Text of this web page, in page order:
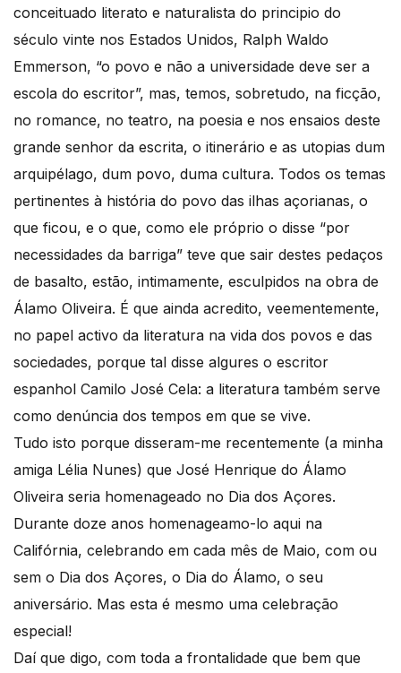
conceituado literato e naturalista do principio do
século vinte nos Estados Unidos, Ralph Waldo
Emmerson, “o povo e não a universidade deve ser a
escola do escritor”, mas, temos, sobretudo, na ficção,
no romance, no teatro, na poesia e nos ensaios deste
grande senhor da escrita, o itinerário e as utopias dum
arquipélago, dum povo, duma cultura. Todos os temas
pertinentes à história do povo das ilhas açorianas, o
que ficou, e o que, como ele próprio o disse “por
necessidades da barriga” teve que sair destes pedaços
de basalto, estão, intimamente, esculpidos na obra de
Álamo Oliveira. É que ainda acredito, veementemente,
no papel activo da literatura na vida dos povos e das
sociedades, porque tal disse algures o escritor
espanhol Camilo José Cela: a literatura também serve
como denúncia dos tempos em que se vive.
Tudo isto porque disseram-me recentemente (a minha
amiga Lélia Nunes) que José Henrique do Álamo
Oliveira seria homenageado no Dia dos Açores.
Durante doze anos homenageamo-lo aqui na
Califórnia, celebrando em cada mês de Maio, com ou
sem o Dia dos Açores, o Dia do Álamo, o seu
aniversário. Mas esta é mesmo uma celebração
especial!
Daí que digo, com toda a frontalidade que bem que